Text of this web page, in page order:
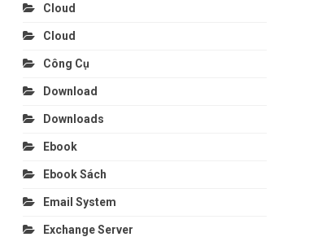
Cloud
Cloud
Công Cụ
Download
Downloads
Ebook
Ebook Sách
Email System
Exchange Server